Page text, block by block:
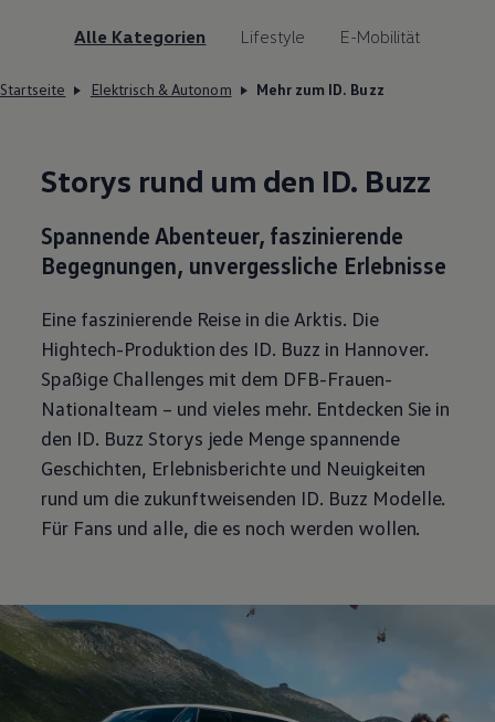
Alle Kategorien Lifestyle E-Mobilität
Startseite Elektrisch & Autonom Mehr zum ID. Buzz
Storys rund um den ID. Buzz
Spannende Abenteuer, faszinierende
Begegnungen, unvergessliche Erlebnisse
Eine faszinierende Reise in die Arktis. Die
Hightech-Produktion des ID. Buzz in Hannover.
Spaßige Challenges mit dem DFB-Frauen-
Nationalteam – und vieles mehr. Entdecken Sie in
den ID. Buzz Storys jede Menge spannende
Geschichten, Erlebnisberichte und Neuigkeiten
rund um die zukunftweisenden ID. Buzz Modelle.
Für Fans und alle, die es noch werden wollen.